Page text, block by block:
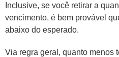
Inclusive, se você retirar a
vencimento, é bem provável
abaixo do esperado.
Via regra geral, quanto menos